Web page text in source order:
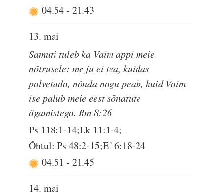
04.54-21.43
13. mai
Samuti tuleb ka Vaim appi meie
nõtrusele: me ju ei tea, kuidas
palvetada, nõnda nagu peab, kuid Vaim
ise palub meie eest sõnatute
ägamistega. Rm 8:26
Ps 118:1-14;Lk 11:1-4;
Õhtul: Ps 48:2-15;Ef 6:18-24
04.51-21.45
14. mai